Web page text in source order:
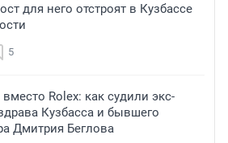
для него отстроят в Кузбассе
5
Rolex: как судили экс-
Кузбасса и бывшего
Дмитрия Беглова